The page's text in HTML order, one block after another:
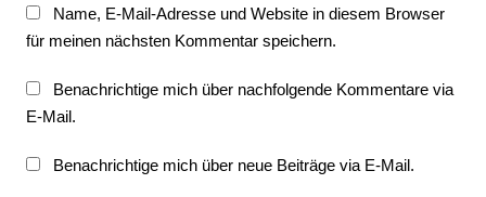
Name, E-Mail-Adresse und Website in diesem Browser
für meinen nächsten Kommentar speichern.
Benachrichtige mich über nachfolgende Kommentare via
E-Mail.
Benachrichtige mich über neue Beiträge via E-Mail.